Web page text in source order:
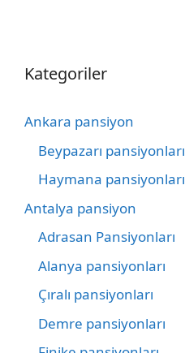
Kategoriler
Ankara pansiyon
Beypazarı pansiyonları
Haymana pansiyonları
Antalya pansiyon
Adrasan Pansiyonları
Alanya pansiyonları
Çıralı pansiyonları
Demre pansiyonları